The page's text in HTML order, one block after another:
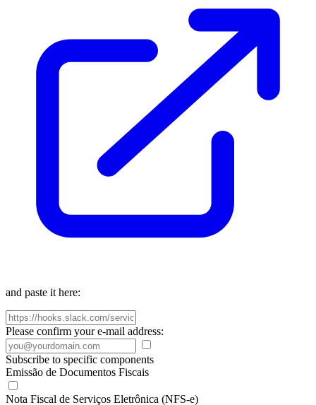
and paste it here:
Please confirm your e-mail address:
Subscribe to specific components
Emissão de Documentos Fiscais
Nota Fiscal de Serviços Eletrônica (NFS-e)